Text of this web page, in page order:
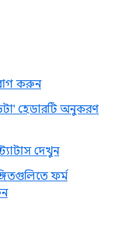
করুন
হেডারটি অনুকরণ
দেখুন
ফর্ম